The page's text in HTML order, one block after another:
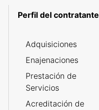
Perfil del contratante
Adquisiciones
Enajenaciones
Prestación de
Servicios
Acreditación de